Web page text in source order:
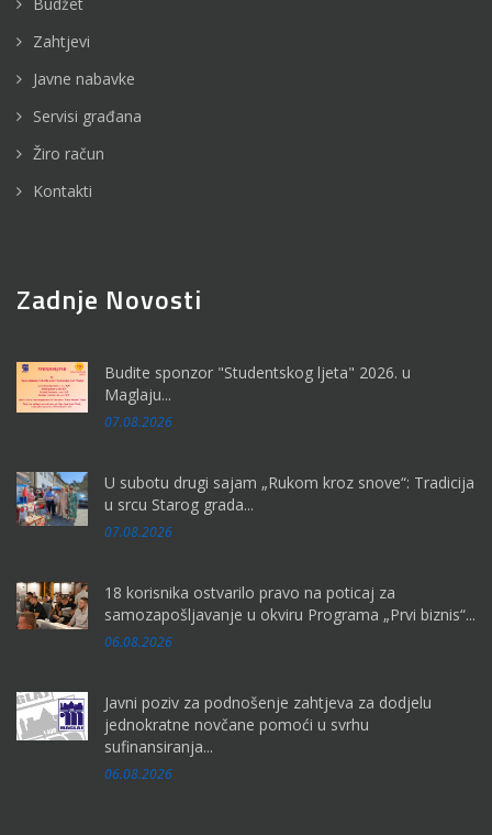
Zahtjevi
Javne nabavke
Servisi građana
Žiro račun
Kontakti
Zadnje Novosti
Budite sponzor "Studentskog ljeta" 2026. u
Maglaju...
07.08.2026
U subotu drugi sajam „Rukom kroz snove“: Tradicija
u srcu Starog grada...
07.08.2026
18 korisnika ostvarilo pravo na poticaj za
samozapošljavanje u okviru Programa „Prvi biznis“...
06.08.2026
Javni poziv za podnošenje zahtjeva za dodjelu
jednokratne novčane pomoći u svrhu
sufinansiranja...
06.08.2026